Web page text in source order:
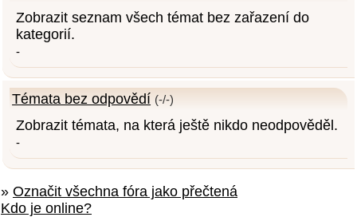
Zobrazit seznam všech témat bez zařazení do
kategorií.
-
Témata bez odpovědí (-/-)
Zobrazit témata, na která ještě nikdo neodpověděl.
-
» Označit všechna fóra jako přečtená
Kdo je online?